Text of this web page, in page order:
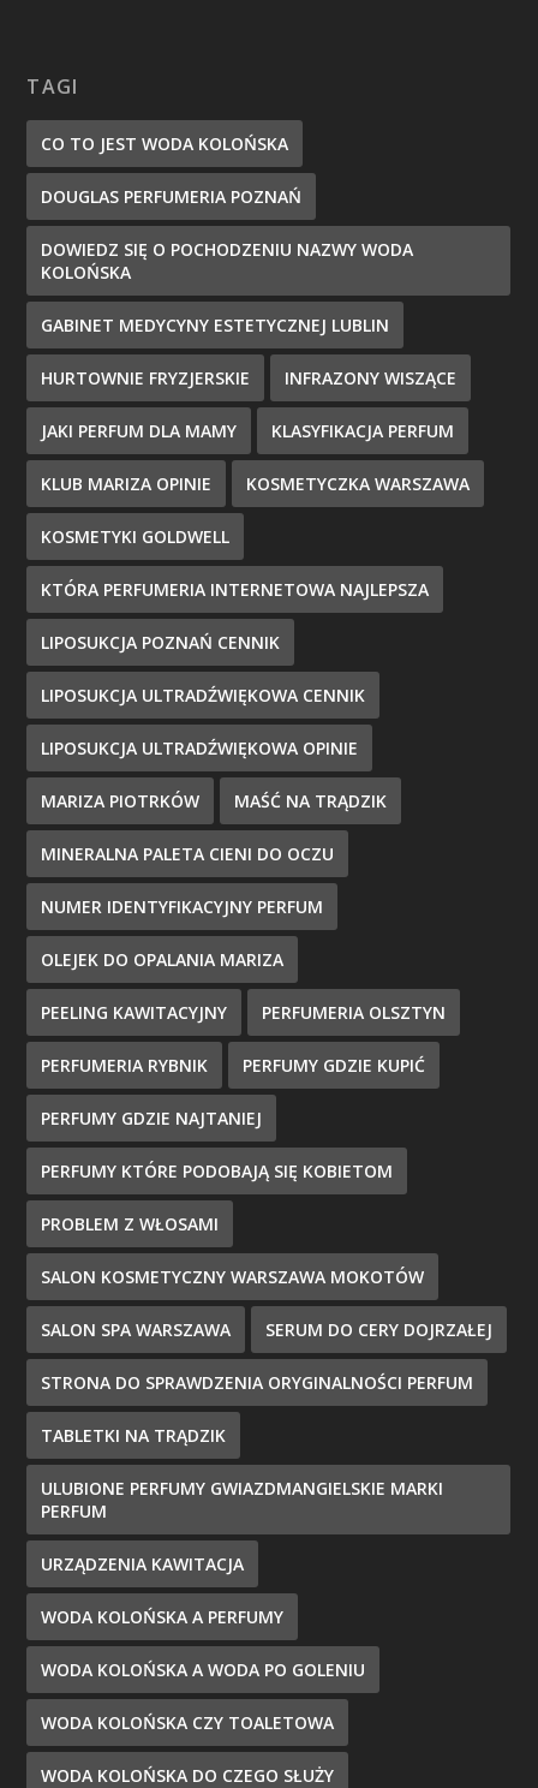
TAGI
CO TO JEST WODA KOLOŃSKA
DOUGLAS PERFUMERIA POZNAŃ
DOWIEDZ SIĘ O POCHODZENIU NAZWY WODA
KOLOŃSKA
GABINET MEDYCYNY ESTETYCZNEJ LUBLIN
HURTOWNIE FRYZJERSKIE INFRAZONY WISZĄCE
JAKI PERFUM DLA MAMY KLASYFIKACJA PERFUM
KLUB MARIZA OPINIE KOSMETYCZKA WARSZAWA
KOSMETYKI GOLDWELL
KTÓRA PERFUMERIA INTERNETOWA NAJLEPSZA
LIPOSUKCJA POZNAŃ CENNIK
LIPOSUKCJA ULTRADŹWIĘKOWA CENNIK
LIPOSUKCJA ULTRADŹWIĘKOWA OPINIE
MARIZA PIOTRKÓW MAŚĆ NA TRĄDZIK
MINERALNA PALETA CIENI DO OCZU
NUMER IDENTYFIKACYJNY PERFUM
OLEJEK DO OPALANIA MARIZA
PEELING KAWITACYJNY PERFUMERIA OLSZTYN
PERFUMERIA RYBNIK PERFUMY GDZIE KUPIĆ
PERFUMY GDZIE NAJTANIEJ
PERFUMY KTÓRE PODOBAJĄ SIĘ KOBIETOM
PROBLEM Z WŁOSAMI
SALON KOSMETYCZNY WARSZAWA MOKOTÓW
SALON SPA WARSZAWA SERUM DO CERY DOJRZAŁEJ
STRONA DO SPRAWDZENIA ORYGINALNOŚCI PERFUM
TABLETKI NA TRĄDZIK
ULUBIONE PERFUMY GWIAZDMANGIELSKIE MARKI
PERFUM
URZĄDZENIA KAWITACJA
WODA KOLOŃSKA A PERFUMY
WODA KOLOŃSKA A WODA PO GOLENIU
WODA KOLOŃSKA CZY TOALETOWA
WODA KOLOŃSKA DO CZEGO SŁUŻY